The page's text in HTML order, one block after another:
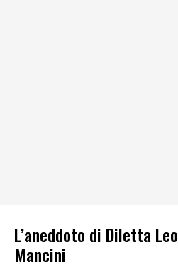
L’aneddoto di Diletta
Mancini